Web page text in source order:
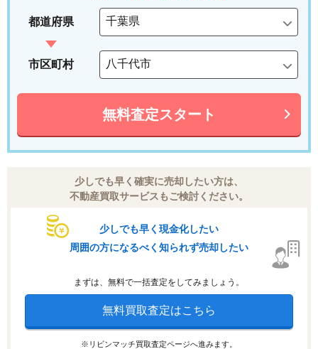
都道府県
市区町村
無料査定スタート
少しでも早く確実に売却したい方は、
不動産買取サービスもご検討ください。
少しでも早く現金化したい
周囲の方になるべく知られず売却したい
まずは、無料で一括査定をしてみましょう。
無料買取査定はこちら
※リビンマッチ買取査定ページへ進みます。